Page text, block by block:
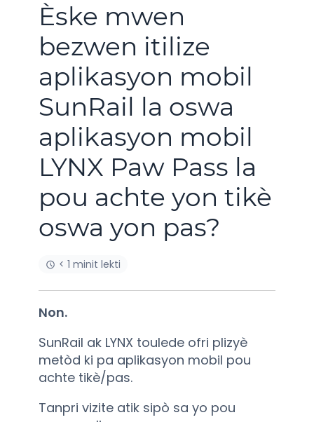
Èske mwen
bezwen itilize
aplikasyon mobil
SunRail la oswa
aplikasyon mobil
LYNX Paw Pass la
pou achte yon tikè
oswa yon pas?
< 1 minit lekti
Non.
SunRail ak LYNX toulede ofri plizyè
metòd ki pa aplikasyon mobil pou
achte tikè/pas.
Tanpri vizite atik sipò sa yo pou